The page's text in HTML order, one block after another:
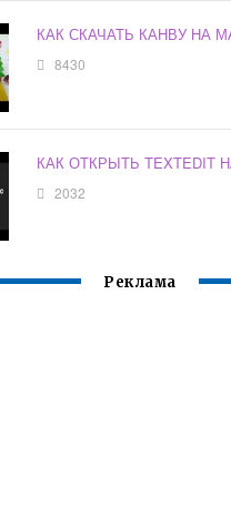
КАК СКАЧАТЬ КАНВУ НА
8430
КАК ОТКРЫТЬ TEXTEDIT
2032
Реклама